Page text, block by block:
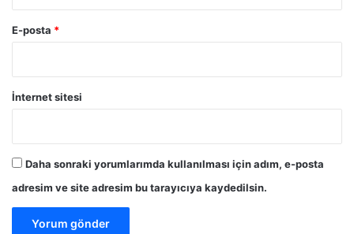
E-posta *
İnternet sitesi
Daha sonraki yorumlarımda kullanılması için adım, e-posta
adresim ve site adresim bu tarayıcıya kaydedilsin.